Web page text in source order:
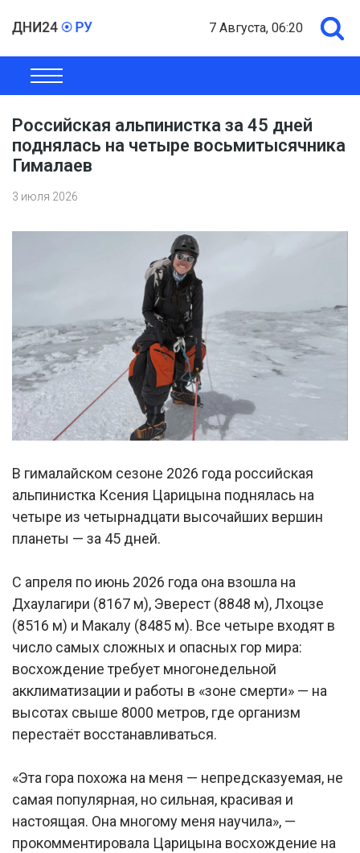
7 Августа, 06:20
ОБЩЕСТВО
Российская альпинистка за 45 дней
поднялась на четыре восьмитысячника
Гималаев
3 июля 2026
В гималайском сезоне 2026 года российская
альпинистка Ксения Царицына поднялась на
четыре из четырнадцати высочайших вершин
планеты — за 45 дней.
С апреля по июнь 2026 года она взошла на
Дхаулагири (8167 м), Эверест (8848 м), Лхоцзе
(8516 м) и Макалу (8485 м). Все четыре входят в
число самых сложных и опасных гор мира:
восхождение требует многонедельной
акклиматизации и работы в «зоне смерти» — на
высотах свыше 8000 метров, где организм
перестаёт восстанавливаться.
«Эта гора похожа на меня — непредсказуемая, не
самая популярная, но сильная, красивая и
настоящая. Она многому меня научила», —
прокомментировала Царицына восхождение на